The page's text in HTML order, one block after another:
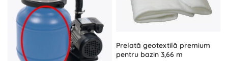
Prelată geotextilă premium
pentru bazin 3,66 m